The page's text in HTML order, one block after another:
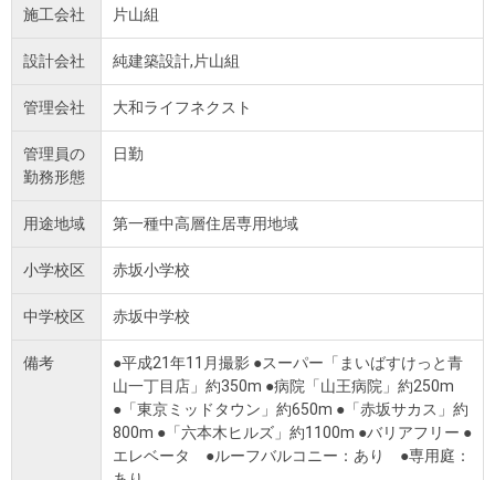
施工会社 片山組
設計会社 純建築設計,片山組
管理会社 大和ライフネクスト
管理員の
勤務形態
日勤
用途地域 第一種中高層住居専用地域
小学校区 赤坂小学校
中学校区 赤坂中学校
備考
●平成21年11月撮影 ●スーパー「まいばすけっと青
山一丁目店」約350m ●病院「山王病院」約250m
●「東京ミッドタウン」約650m ●「赤坂サカス」約
800m ●「六本木ヒルズ」約1100m ●バリアフリー ●
エレベータ ●ルーフバルコニー：あり ●専用庭：